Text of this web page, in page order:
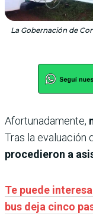
La Gobernación de
Afortunadamente,
Tras la evaluación
procedieron a
Te puede
bus deja cinco